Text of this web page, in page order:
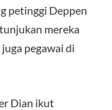
petinggi Deppen
mereka
pegawai di
Dian ikut